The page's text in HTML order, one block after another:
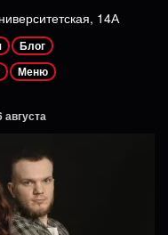
14А
Блог
Меню